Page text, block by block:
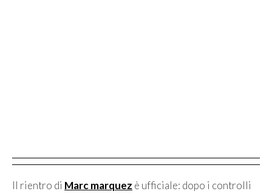
Il rientro di Marc marquez è ufficiale: dopo i controlli